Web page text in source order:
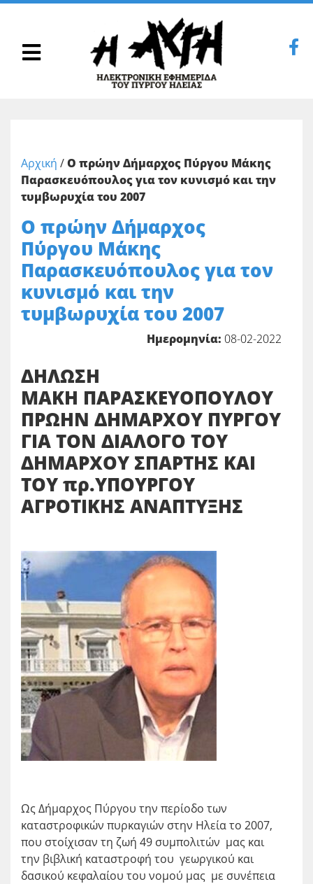
Αρχική /Ο πρώην Δήμαρχος Πύργου Μάκης
Παρασκευόπουλος για τον κυνισμό και την
τυμβωρυχία του 2007
Ο πρώην Δήμαρχος
Πύργου Μάκης
Παρασκευόπουλος για τον
κυνισμό και την
τυμβωρυχία του 2007
Ημερομηνία: 08-02-2022
ΔΗΛΩΣΗ
ΜΑΚΗ ΠΑΡΑΣΚΕΥΟΠΟΥΛΟΥ
ΠΡΩΗΝ ΔΗΜΑΡΧΟΥ ΠΥΡΓΟΥ
ΓΙΑ ΤΟΝ ΔΙΑΛΟΓΟ ΤΟΥ
ΔΗΜΑΡΧΟΥ ΣΠΑΡΤΗΣ ΚΑΙ
ΤΟΥ πρ.ΥΠΟΥΡΓΟΥ
ΑΓΡΟΤΙΚΗΣ ΑΝΑΠΤΥΞΗΣ
Ως Δήμαρχος Πύργου την περίοδο των
καταστροφικών πυρκαγιών στην Ηλεία το 2007,
που στοίχισαν τη ζωή 49 συμπολιτών μας και
την βιβλική καταστροφή του γεωργικού και
δασικού κεφαλαίου του νομού μας με συνέπεια